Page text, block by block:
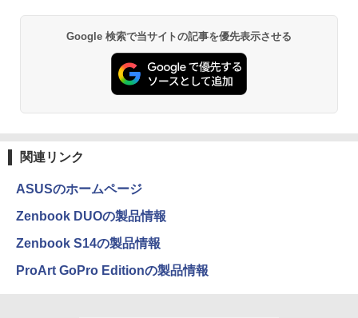
Google 検索で当サイトの記事を優先表示させる
関連リンク
ASUSのホームページ
Zenbook DUOの製品情報
Zenbook S14の製品情報
ProArt GoPro Editionの製品情報